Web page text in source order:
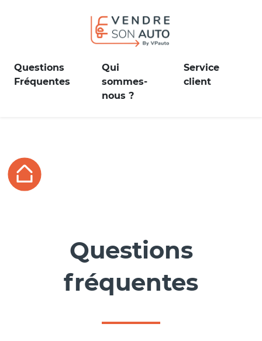
Questions
Fréquentes
Qui
sommes-
nous ?
Service
client
Questions
fréquentes